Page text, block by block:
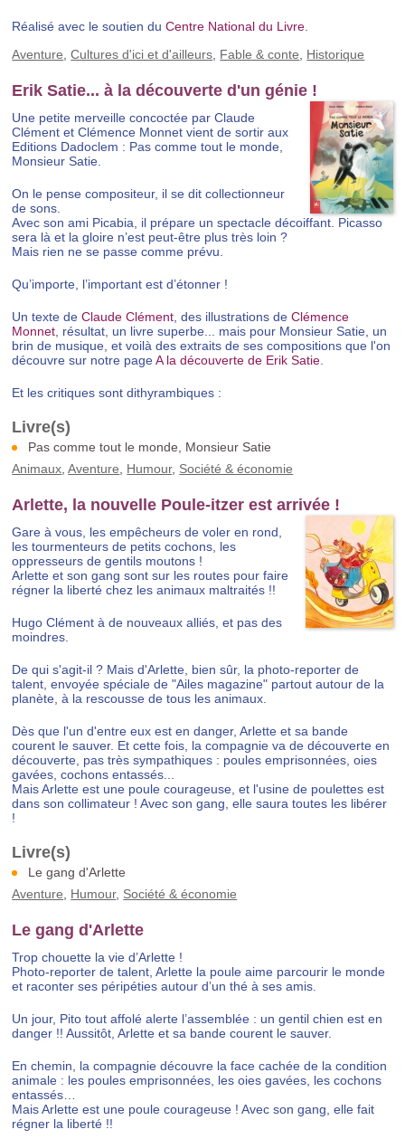
Réalisé avec le soutien du Centre National du Livre
Aventure ,Cultures d'ici et d'ailleurs Fable & conte Historique
Erik Satie... à la découverte d'un génie !
Une petite merveille concoctée par Claude
Clément et Clémence Monnet vient de sortir aux
Editions Dadoclem : Pas comme tout le monde,
Monsieur Satie.
On le pense compositeur, il se dit collectionneur
de sons.
Avec son ami Picabia, il prépare un spectacle décoiffant. Picasso
sera là et la gloire n’est peut-être plus très loin ?
Mais rien ne se passe comme prévu.
Qu’importe, l’important est d’étonner !
Un texte deClaude Clément , des illustrations deClémence
Monnet , résultat, un livre superbe... mais pour Monsieur Satie, un
brin de musique, et voilà des extraits de ses compositions que l'on
découvre sur notre pageA la découverte de Erik Satie
Et les critiques sont dithyrambiques :
Pas comme tout le monde, Monsieur Satie
Animaux ,Aventure Humour, Société & économie
Arlette, la nouvelle Poule-itzer est arrivée !
Gare à vous, les empêcheurs de voler en rond,
les tourmenteurs de petits cochons, les
oppresseurs de gentils moutons !
Arlette et son gang sont sur les routes pour faire
régner la liberté chez les animaux maltraités !!
Hugo Clément à de nouveaux alliés, et pas des
moindres.
De qui s'agit-il ? Mais d'Arlette, bien sûr, la photo-reporter de
talent, envoyée spéciale de "Ailes magazine" partout autour de la
planète, à la rescousse de tous les animaux.
Dès que l'un d'entre eux est en danger, Arlette et sa bande
courent le sauver. Et cette fois, la compagnie va de découverte en
découverte, pas très sympathiques : poules emprisonnées, oies
gavées, cochons entassés...
Mais Arlette est une poule courageuse, et l'usine de poulettes est
dans son collimateur ! Avec son gang, elle saura toutes les libérer
!
Le gang d'Arlette
Aventure
Humour, Société & économie
Le gang d'Arlette
Trop chouette la vie d’Arlette !
Photo-reporter de talent, Arlette la poule aime parcourir le monde
et raconter ses péripéties autour d’un thé à ses amis.
Un jour, Pito tout affolé alerte l’assemblée : un gentil chien est en
danger !! Aussitôt, Arlette et sa bande courent le sauver.
En chemin, la compagnie découvre la face cachée de la condition
animale : les poules emprisonnées, les oies gavées, les cochons
entassés…
Mais Arlette est une poule courageuse ! Avec son gang, elle fait
régner la liberté !!